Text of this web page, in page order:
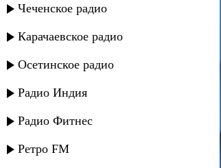
Чеченское радио
Карачаевское радио
Осетинское радио
Радио Индия
Радио Фитнес
Ретро FM